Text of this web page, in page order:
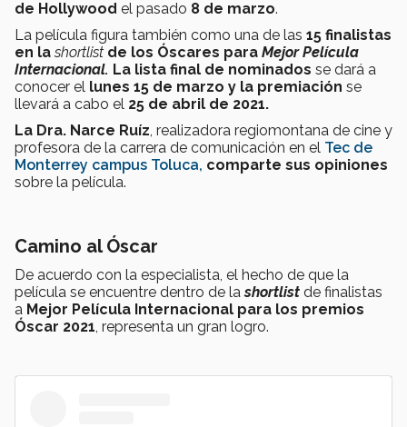
de Hollywood el pasado 8 de marzo.
La película figura también como una de las 15 finalistas
en lashortlist de los Óscares para Mejor Película
Internacional. La lista final de nominados se dará a
conocer el lunes 15 de marzo y la premiación se
llevará a cabo el 25 de abril de 2021.
La Dra. Narce Ruíz , realizadora regiomontana de cine y
profesora de la carrera de comunicación en el Tec de
Monterrey campus Toluca, comparte sus opiniones
sobre la película.
Camino al Óscar
De acuerdo con la especialista, el hecho de que la
película se encuentre dentro de lashortlist de finalistas
a Mejor Película Internacional para los premios
Óscar 2021 , representa un gran logro.